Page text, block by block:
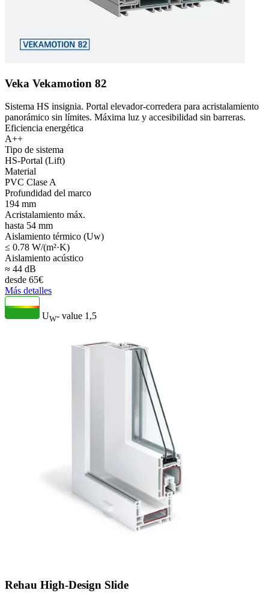
Veka Vekamotion 82
Sistema HS insignia. Portal elevador-corredera para acristalamiento
panorámico sin límites. Máxima luz y accesibilidad sin barreras.
Eficiencia energética
A++
Tipo de sistema
HS-Portal (Lift)
Material
PVC Clase A
Profundidad del marco
194 mm
Acristalamiento máx.
hasta 54 mm
Aislamiento térmico (Uw)
≤ 0.78 W/(m²·K)
Aislamiento acústico
≈ 44 dB
desde 65€
Más detalles
UW- value 1,5
Rehau High-Design Slide